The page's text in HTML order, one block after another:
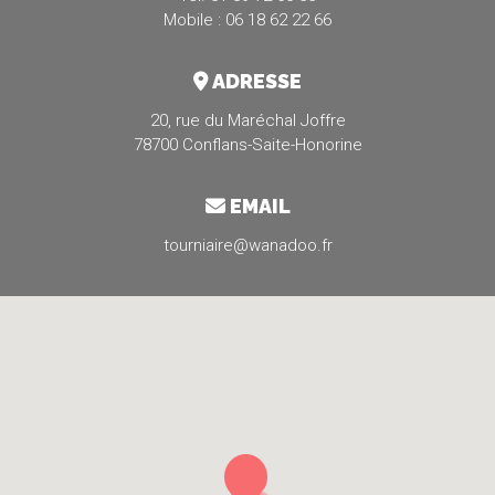
Mobile : 06 18 62 22 66
ADRESSE
20, rue du Maréchal Joffre
78700 Conflans-Saite-Honorine
EMAIL
tourniaire@wanadoo.fr